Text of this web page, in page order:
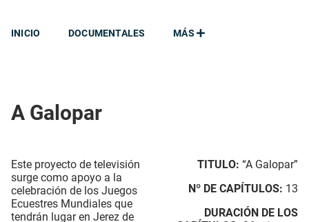
MÁS
INICIO DOCUMENTALES
A Galopar
Este proyecto de televisión
surge como apoyo a la
celebración de los Juegos
Ecuestres Mundiales que
tendrán lugar en Jerez de
TITULO: “A Galopar”
Nº DE CAPÍTULOS: 13
DURACIÓN DE LOS